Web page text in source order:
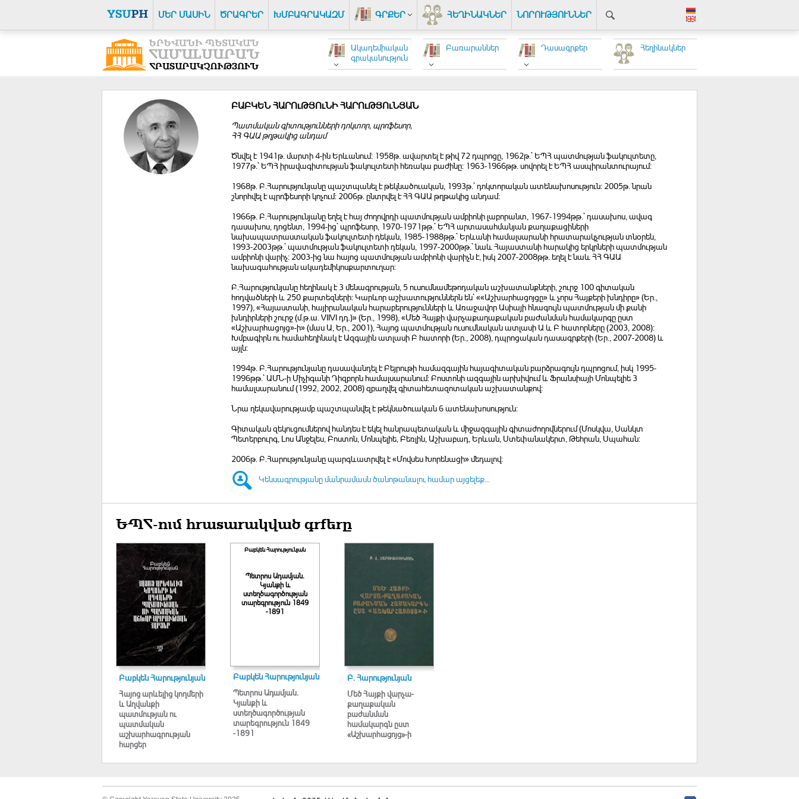
ՄԵՐ ՄԱՍԻՆ ԾՐԱԳՐԵՐ ԽՄԲԱԳՐԱԿԱԶՄ ԳՐՔԵՐ ՀԵՂԻՆԱԿՆԵՐ ՆՈՐՈՒԹՅՈՒՆՆԵՐ
Հեղինակներ
Դասագրքեր
Բառարաններ
Ակադեմիական
գրականություն
ԲԱԲԿԵՆ ՀԱՐՈւԹՅՈւՆԻ ՀԱՐՈւԹՅՈւՆՅԱՆ
Պատմական գիտությունների դոկտոր, պրոֆեսոր,
ՀՀ ԳԱԱ թղթակից անդամ
Ծնվել է 1941թ. մարտի 4-ին Երևանում: 1958թ. ավարտել է թիվ 72 դպրոցը, 1962թ.` ԵՊՀ պատմության ֆակուլտետը,
1977թ.` ԵՊՀ իրավագիտության ֆակուլտետի հեռակա բաժինը: 1963-1966թթ. սովորել է ԵՊՀ ասպիրանտուրայում:
1968թ. Բ.Հարությունյանը պաշտպանել է թեկնածուական, 1993թ.` դոկտորական ատենախոսություն: 2005թ. նրան
շնորհվել է պրոֆեսորի կոչում: 2006թ. ընտրվել է ՀՀ ԳԱԱ թղթակից անդամ:
1966թ. Բ.Հարությունյանը եղել է հայ ժողովրդի պատմության ամբիոնի լաբորանտ, 1967-1994թթ.` դասախոս, ավագ
դասախոս, դոցենտ, 1994-ից` պրոֆեսոր, 1970-1971թթ.` ԵՊՀ արտասահմանյան քաղաքացիների
նախապատրաստական ֆակուլտետի դեկան, 1985-1988թթ.` Երևանի համալսարանի հրատարակչության տնօրեն,
1993-2003թթ.` պատմության ֆակուլտետի դեկան, 1997-2000թթ.` նաև Հայաստանի հարակից երկրների պատմության
ամբիոնի վարիչ: 2003-ից նա հայոց պատմության ամբիոնի վարիչն է, իսկ 2007-2008թթ. եղել է նաև ՀՀ ԳԱԱ
նախագահության ակադեմիկոսքարտուղար:
Բ.Հարությունյանը հեղինակ է 3 մենագրության, 5 ուսումնամեթոդական աշխատանքների, շուրջ 100 գիտական
հոդվածների և 250 քարտեզների: Կարևոր աշխատություններն են` ««Աշխարհացոյցը» և չորս Հայքերի խնդիրը» (Եր.,
1997), «Հայաստանի, հայիրանական հարաբերությունների և Առաջավոր Ասիայի հնագույն պատմության մի քանի
խնդիրների շուրջ (մ.թ.ա. VIIVI դդ.)» (Եր., 1998), «Մեծ Հայքի վարչաքաղաքական բաժանման համակարգը ըստ
«Աշխարհացոյց»-ի» (մաս Ա, Եր., 2001), Հայոց պատմության ուսումնական ատլասի Ա և Բ հատորները (2003, 2008):
Խմբագիրն ու համահեղինակ է Ազգային ատլասի Բ հատորի (Եր., 2008), դպրոցական դասագրքերի (Եր., 2007-2008) և
այլն:
1994թ. Բ.Հարությունյանը դասավանդել է Բեյրութի համազգային հայագիտական բարձրագույն դպրոցում, իսկ 1995-
1996թթ.` ԱՄՆ-ի Միչիգանի Դիզբորն համալսարանում: Բոստոնի ազգային արխիվում և Ֆրանսիայի Մոնպելիե 3
համալսարանում (1992, 2002, 2008) զբաղվել գիտահետազոտական աշխատանքով:
Նրա ղեկավարությամբ պաշտպանվել է թեկնածուական 6 ատենախոսություն:
Գիտական զեկուցումներով հանդես է եկել հանրապետական և միջազգային գիտաժողովներում (Մոսկվա, Սանկտ
Պետերբուրգ, Լոս Անջելես, Բոստոն, Մոնպելիե, Բեռլին, Աշխաբադ, Երևան, Ստեփանակերտ, Թեհրան, Սպահան:
2006թ. Բ.Հարությունյանը պարգևատրվել է «Մովսես Խորենացի» մեդալով:
Կենսագրությանը մանրամասն ծանոթանալու համար այցելեք...
ԵՊՀ-ում հրատարակված գրքերը
Բաբկեն Հարությունյան
Հայոց արևելից կողմերի
և Աղվանքի
պատմության ու
պատմական
աշխարհագրության
հարցեր
Բաբկեն Հարությունյան
Պետրոս Ադամյան.
Կյանքի և
ստեղծագործության
տարեգրություն 1849
-1891
Բաբկեն Հարությունյան
Պետրոս Ադամյան.
Կյանքի և
ստեղծագործության
տարեգրություն 1849
-1891
Բ. Հարությունյան
Մեծ Հայքի վարչա-
քաղաքական
բաժանման
համակարգն ըստ
«Աշխարհացոյց»-ի